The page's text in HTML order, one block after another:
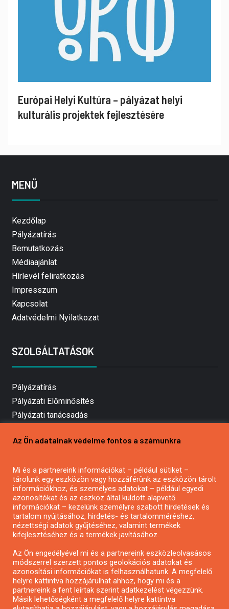
Európai Helyi Kultúra – pályázat helyi
kulturális projektek fejlesztésére
MENÜ
Kezdőlap
Pályázatírás
Bemutatkozás
Médiaajánlat
Hírlevél feliratkozás
Impresszum
Kapcsolat
Adatvédelmi Nyilatkozat
SZOLGÁLTATÁSOK
Pályázatírás
Pályázati Előminősítés
Pályázati tanácsadás
Mezőgazdasági pályázatírás
Pályázatírás civil szervezeteknek
Pályázatírás önkormányzatoknak
Pályázatfigyelés
Specifikus pályázatfigyelés vagy hírlevél
Pályázatok magánszemélyeknek
Pályázatok civil szervezeteknek
Az Ön adatainak védelme fontos a számunkra
Mi és a partnereink információkat – például sütiket –
tárolunk egy eszközön vagy hozzáférünk az eszközön tárolt
információkhoz, és személyes adatokat – például egyedi
azonosítókat és az eszköz által küldött alapvető
információkat – kezelünk személyre szabott hirdetések és
tartalom nyújtásához, hirdetés- és tartalomméréshez,
nézettségi adatok gyűjtéséhez, valamint termékek
kifejlesztéséhez és a termékek javításához.
Az Ön engedélyével mi és a partnereink eszközleolvasásos
módszerrel szerzett pontos geolokációs adatokat és
azonosítási információkat is felhasználhatunk. A megfelelő
helyre kattintva hozzájárulhat ahhoz, hogy mi és a
partnereink a fent leírtak szerint adatkezelést végezzünk.
Másik lehetőségként a megfelelő helyre kattintva